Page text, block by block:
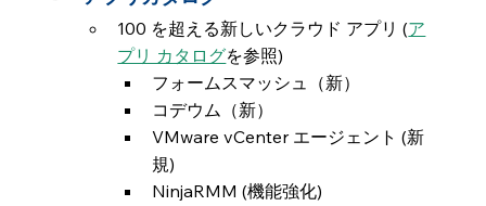
100 を超える新しいクラウド アプリ (ア
プリ カタログを参照)
フォームスマッシュ（新）
コデウム（新）
VMware vCenter エージェント (新
規)
NinjaRMM (機能強化)